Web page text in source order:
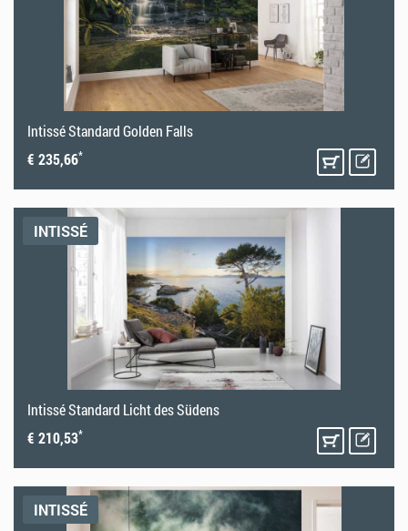
Intissé Standard Golden Falls
€ 235,66*
INTISSÉ
Intissé Standard Licht des Südens
€ 210,53*
INTISSÉ